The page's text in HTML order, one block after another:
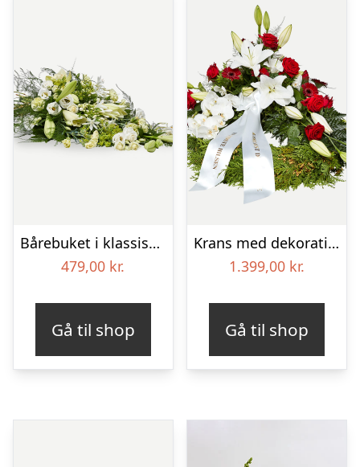
Bårebuket i klassisk stil – hvid
479,00 kr.
Gå til shop
Krans med dekoration i klassisk stil – rød og hvid – med bånd
1.399,00 kr.
Gå til shop